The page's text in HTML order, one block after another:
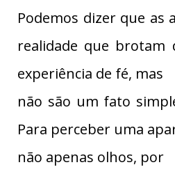
Podemos dizer que as
realidade que brotam
experiência de fé, mas
não são um fato
Para perceber uma
não apenas olhos, por